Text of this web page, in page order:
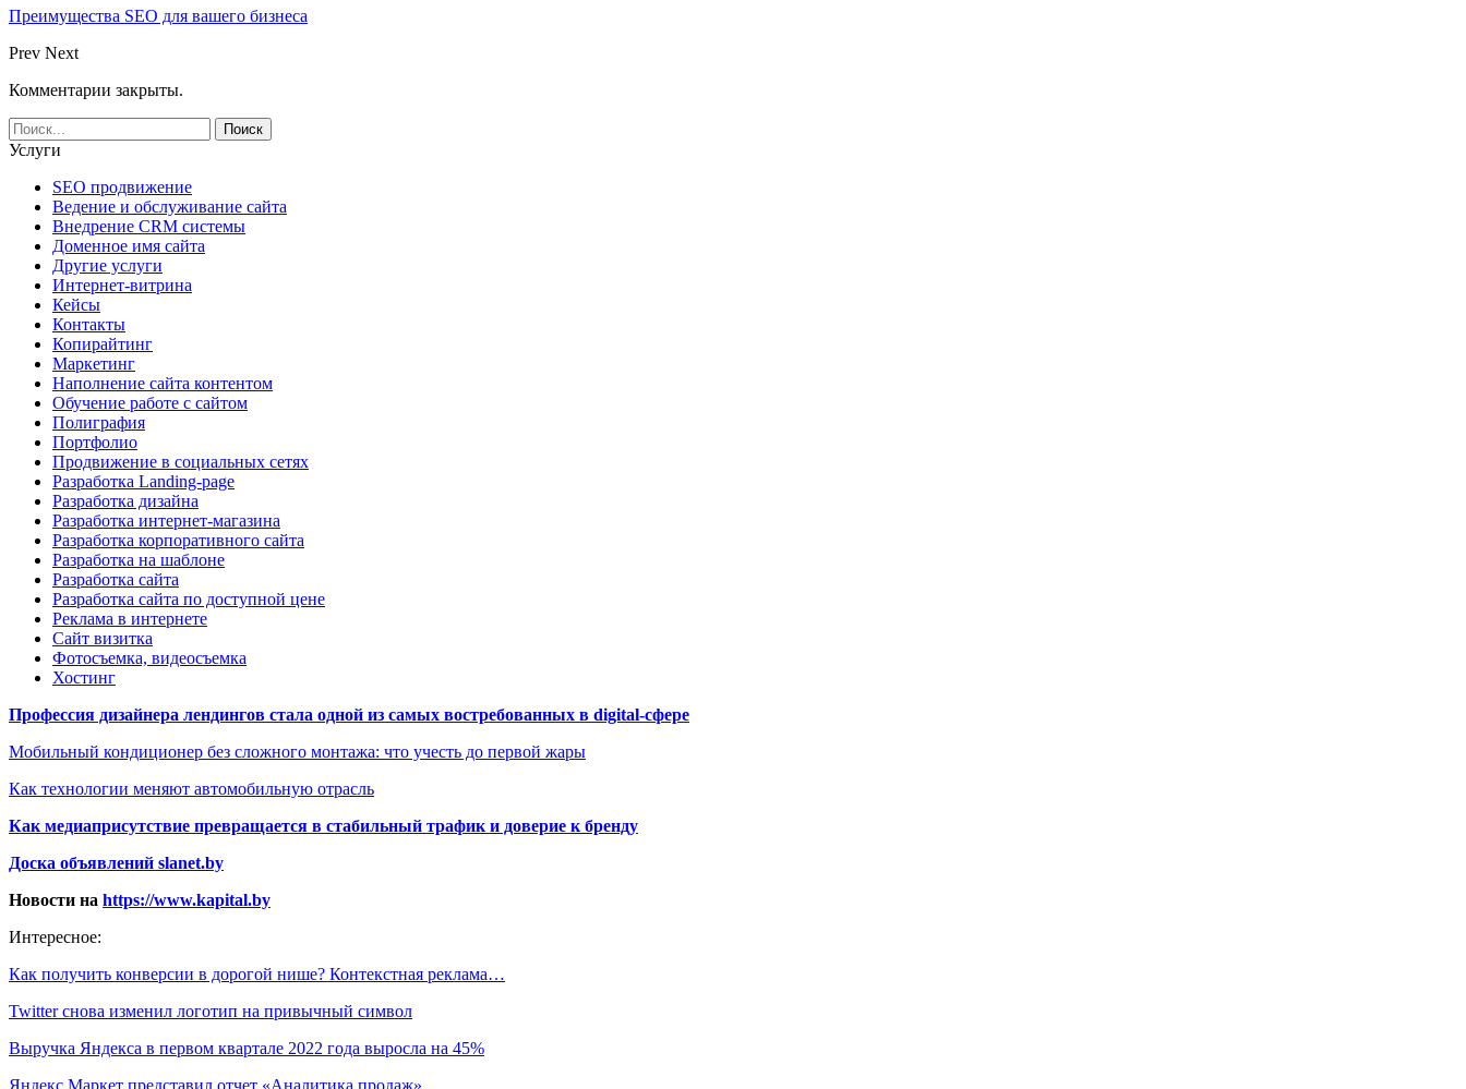
Преимущества SEO для вашего бизнеса
Prev Next
Комментарии закрыты.
Услуги
SEO продвижение
Ведение и обслуживание сайта
Внедрение CRM системы
Доменное имя сайта
Другие услуги
Интернет-витрина
Кейсы
Контакты
Копирайтинг
Маркетинг
Наполнение сайта контентом
Обучение работе с сайтом
Полиграфия
Портфолио
Продвижение в социальных сетях
Разработка Landing-page
Разработка дизайна
Разработка интернет-магазина
Разработка корпоративного сайта
Разработка на шаблоне
Разработка сайта
Разработка сайта по доступной цене
Реклама в интернете
Сайт визитка
Фотосъемка, видеосъемка
Хостинг
Профессия дизайнера лендингов стала одной из самых востребованных в digital-сфере
Мобильный кондиционер без сложного монтажа: что учесть до первой жары
Как технологии меняют автомобильную отрасль
Как медиаприсутствие превращается в стабильный трафик и доверие к бренду
Доска объявлений slanet.by
Новости на https://www.kapital.by
Интересное:
Как получить конверсии в дорогой нише? Контекстная реклама…
Twitter снова изменил логотип на привычный символ
Выручка Яндекса в первом квартале 2022 года выросла на 45%
Яндекс Маркет представил отчет «Аналитика продаж»